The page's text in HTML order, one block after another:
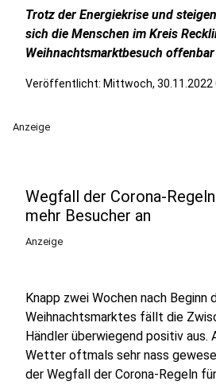
Trotz der Energiekrise und
sich die Menschen im Kreis
Weihnachtsmarktbesuch
Veröffentlicht: Mittwoch, 30.11.2022
Anzeige
Wegfall der Corona-
mehr Besucher an
Anzeige
Knapp zwei Wochen nach Beginn
Weihnachtsmarktes fällt die
Händler überwiegend positiv aus.
Wetter oftmals sehr nass
der Wegfall der Corona-Regeln